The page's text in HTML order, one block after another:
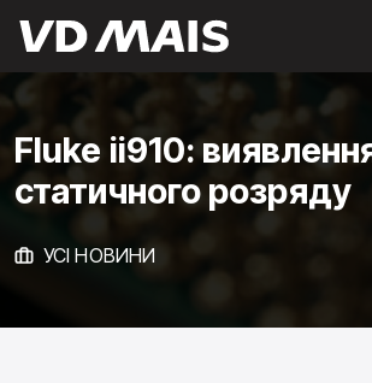
Fluke ii910:
статичного розряду
УСІ НОВИНИ